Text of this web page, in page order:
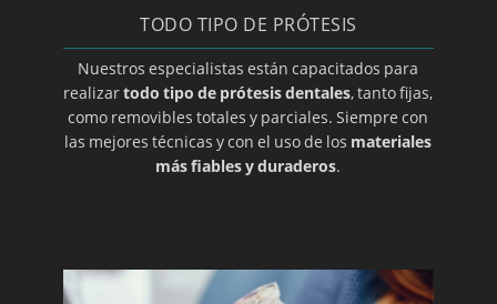
CLÍNICA Y ESPECIALISTA EN IMPLANTES
LABORATORIO DE PRÓTESIS DENTALES EN
ZARAGOZA
TODO TIPO DE PRÓTESIS
Nuestros especialistas están capacitados para
realizartodo tipo de prótesis dentales, tanto fijas,
como removibles totales y parciales. Siempre con
las mejores técnicas y con el uso de los materiales
más fiables y duraderos.